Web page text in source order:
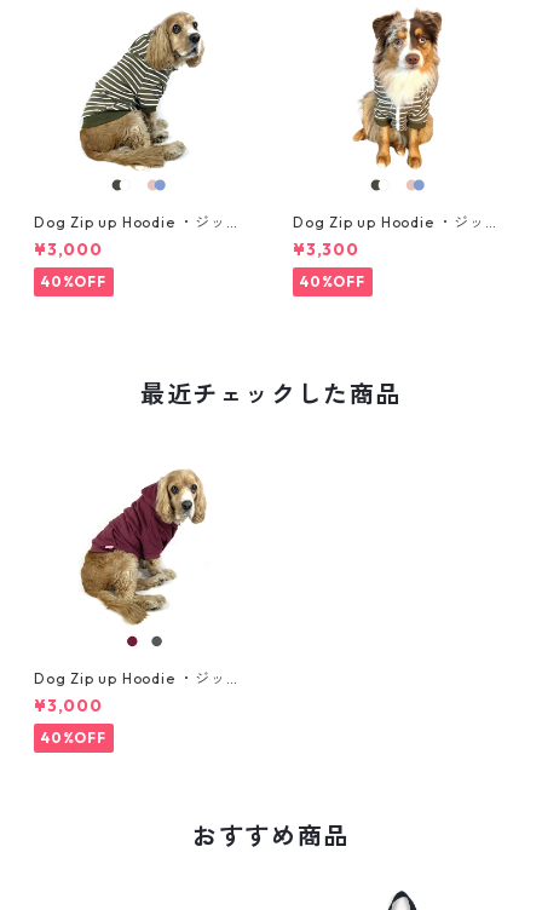
Dog Zip up Hoodie ・ジップ
アップパーカー ・中型犬用・
サイズ L, XL
¥3,000
40%OFF
Dog Zip up Hoodie ・ジップ
アップパーカー ・大型犬用・
サイズ 2XL, 3XL
¥3,300
40%OFF
最近チェックした商品
Dog Zip up Hoodie ・ジップ
アップパーカー ・中型犬用・
サイズ L, XL
¥3,000
40%OFF
おすすめ商品